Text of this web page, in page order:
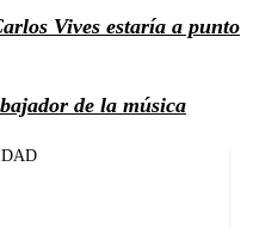
Vives estaría a punto
de la música